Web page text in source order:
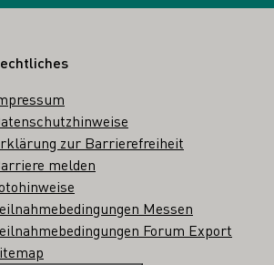
zur Barrierefreiheit
melden
Messen
Forum Export